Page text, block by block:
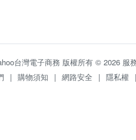
台灣電子商務 版權所有 © 2026 服
| 購物須知 | 網路安全 | 隱私權 |